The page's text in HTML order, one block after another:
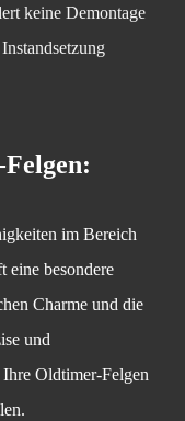
keine Demontage
im Bereich
eine besondere
Charme und die
und
Oldtimer-Felgen